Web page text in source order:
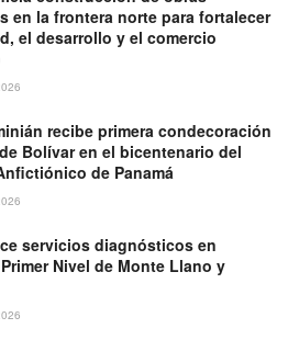
en la frontera norte para fortalecer
el desarrollo y el comercio
recibe primera condecoración
Bolívar en el bicentenario del
de Panamá
servicios diagnósticos en
Nivel de Monte Llano y